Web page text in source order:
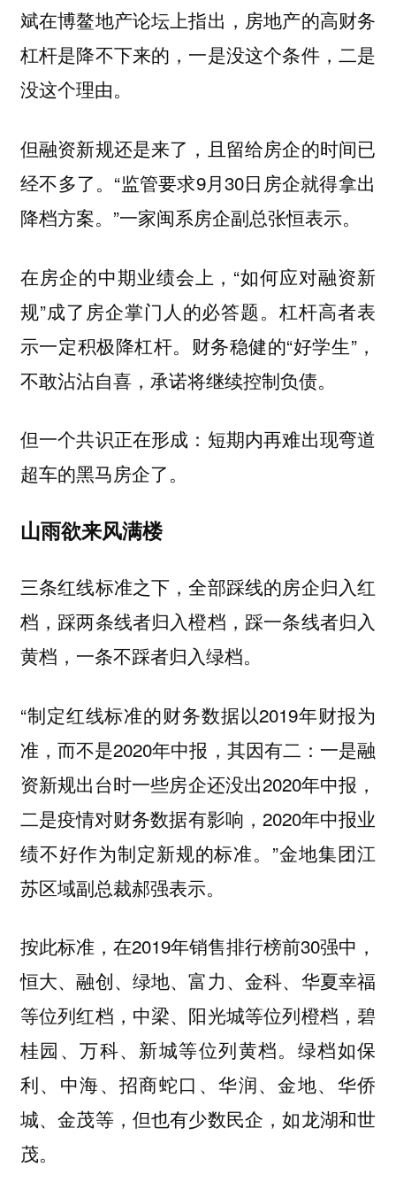
斌在博鳌地产论坛上指出，房地产的高财务
杠杆是降不下来的，一是没这个条件，二是
没这个理由。
但融资新规还是来了，且留给房企的时间已
经不多了。“监管要求9月30日房企就得拿出
降档方案。”一家闽系房企副总张恒表示。
在房企的中期业绩会上，“如何应对融资新
规”成了房企掌门人的必答题。杠杆高者表
示一定积极降杠杆。财务稳健的“好学生”，
不敢沾沾自喜，承诺将继续控制负债。
但一个共识正在形成：短期内再难出现弯道
超车的黑马房企了。
山雨欲来风满楼
三条红线标准之下，全部踩线的房企归入红
档，踩两条线者归入橙档，踩一条线者归入
黄档，一条不踩者归入绿档。
“制定红线标准的财务数据以2019年财报为
准，而不是2020年中报，其因有二：一是融
资新规出台时一些房企还没出2020年中报，
二是疫情对财务数据有影响，2020年中报业
绩不好作为制定新规的标准。”金地集团江
苏区域副总裁郝强表示。
按此标准，在2019年销售排行榜前30强中，
恒大、融创、绿地、富力、金科、华夏幸福
等位列红档，中梁、阳光城等位列橙档，碧
桂园、万科、新城等位列黄档。绿档如保
利、中海、招商蛇口、华润、金地、华侨
城、金茂等，但也有少数民企，如龙湖和世
茂。